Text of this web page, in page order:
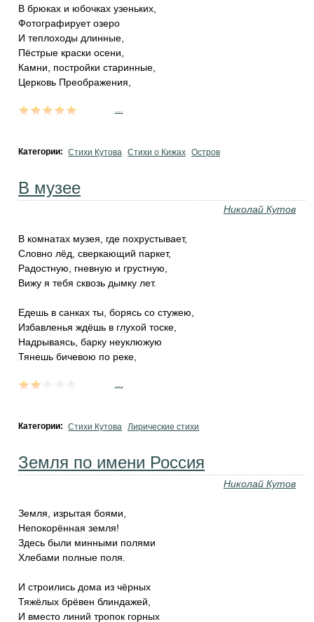
В брюках и юбочках узеньких,
Фотографирует озеро
И теплоходы длинные,
Пёстрые краски осени,
Камни, постройки старинные,
Церковь Преображения,
Категории: Стихи Кутова Стихи о Кижах Остров
В музее
Николай Кутов
В комнатах музея, где похрустывает,
Словно лёд, сверкающий паркет,
Радостную, гневную и грустную,
Вижу я тебя сквозь дымку лет.
Едешь в санках ты, борясь со стужею,
Избавленья ждёшь в глухой тоске,
Надрываясь, барку неуклюжую
Тянешь бичевою по реке,
Категории: Стихи Кутова Лирические стихи
Земля по имени Россия
Николай Кутов
Земля, изрытая боями,
Непокорённая земля!
Здесь были минными полями
Хлебами полные поля.
И строились дома из чёрных
Тяжёлых брёвен блиндажей,
И вместо линий тропок горных